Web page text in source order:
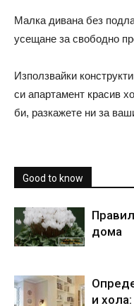
Малка дивана без
усещане за свободно
Използвайки
си апартамент красив
би, разкажете ни за
Good to know
дома
и